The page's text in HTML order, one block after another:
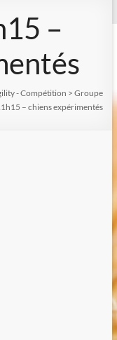
–
- Compétition >Groupe
– chiens expérimentés